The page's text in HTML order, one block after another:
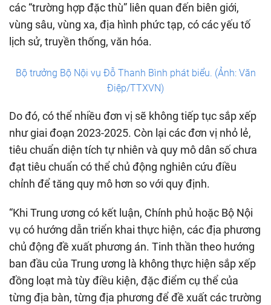
các “trường hợp đặc thù” liên quan đến biên giới,
vùng sâu, vùng xa, địa hình phức tạp, có các yếu tố
lịch sử, truyền thống, văn hóa.
Bộ trưởng Bộ Nội vụ Đỗ Thanh Bình phát biểu. (Ảnh: Văn
Điệp/TTXVN)
Do đó, có thể nhiều đơn vị sẽ không tiếp tục sắp xếp
như giai đoạn 2023-2025. Còn lại các đơn vị nhỏ lẻ,
tiêu chuẩn diện tích tự nhiên và quy mô dân số chưa
đạt tiêu chuẩn có thể chủ động nghiên cứu điều
chỉnh để tăng quy mô hơn so với quy định.
“Khi Trung ương có kết luận, Chính phủ hoặc Bộ Nội
vụ có hướng dẫn triển khai thực hiện, các địa phương
chủ động đề xuất phương án. Tinh thần theo hướng
ban đầu của Trung ương là không thực hiện sắp xếp
đồng loạt mà tùy điều kiện, đặc điểm cụ thể của
từng địa bàn, từng địa phương để đề xuất các trường